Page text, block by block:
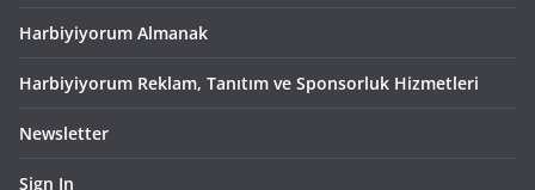
Harbiyiyorum Almanak
Harbiyiyorum Reklam, Tanıtım ve Sponsorluk Hizmetleri
Newsletter
Sign In